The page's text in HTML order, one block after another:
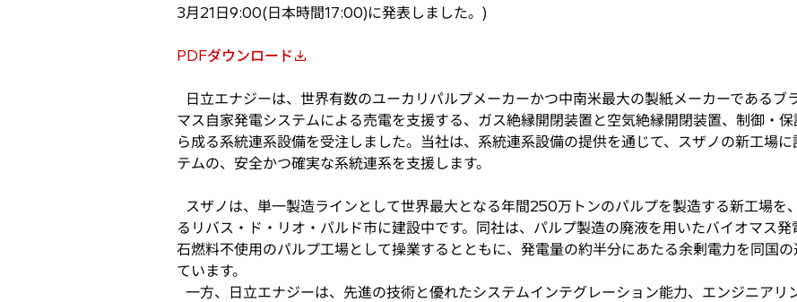
3月21日9:00(日本時間17:00)に発表しました。)
PDFダウンロード
新
い
タ
ブ
で
く
日立エナジーは、世界有数のユーカリパルプメーカーかつ中南米最大の製紙メーカーであるブ
マス自家発電システムによる売電を支援する、ガス絶縁開閉装置と空気絶縁開閉装置、制御・
ら成る系統連系設備を受注しました。当社は、系統連系設備の提供を通じて、スザノの新工場
テムの、安全かつ確実な系統連系を支援します。
スザノは、単一製造ラインとして世界最大となる年間250万トンのパルプを製造する新工場
るリバス・ド・リオ・パルド市に建設中です。同社は、パルプ製造の廃液を用いたバイオマス
石燃料不使用のパルプ工場として操業するとともに、発電量の約半分にあたる余剰電力を同国
ています。
一方、日立エナジーは、先進の技術と優れたシステムインテグレーション能力、エンジニアリ